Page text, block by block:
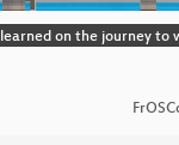
on the journey to